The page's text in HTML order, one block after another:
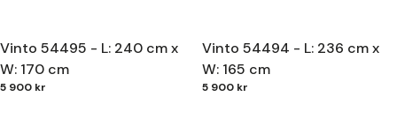
Vinto 54495 - L: 240 cm x
W: 170 cm
5 900 kr
Vinto 54494 - L: 236 cm x
W: 165 cm
5 900 kr